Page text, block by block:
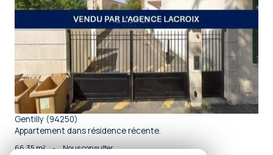
voir le bien
Gentilly (94250)
Appartement dans résidence récente.
66,35 m² - Nous consulter